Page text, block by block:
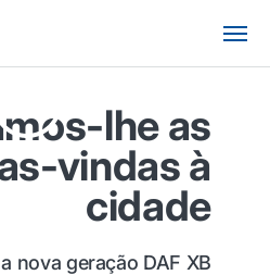
lhe as
vindas à
cidade
nova geração DAF XB